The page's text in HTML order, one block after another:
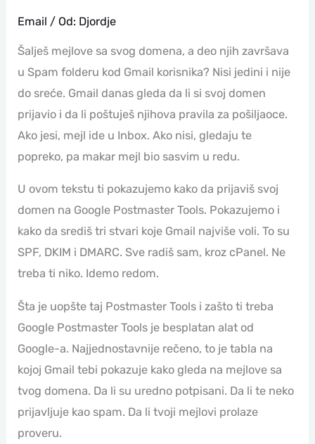
Email / Od: Djordje
Šalješ mejlove sa svog domena, a deo njih završava
u Spam folderu kod Gmail korisnika? Nisi jedini i nije
do sreće. Gmail danas gleda da li si svoj domen
prijavio i da li poštuješ njihova pravila za pošiljaoce.
Ako jesi, mejl ide u Inbox. Ako nisi, gledaju te
popreko, pa makar mejl bio sasvim u redu.
U ovom tekstu ti pokazujemo kako da prijaviš svoj
domen na Google Postmaster Tools. Pokazujemo i
kako da središ tri stvari koje Gmail najviše voli. To su
SPF, DKIM i DMARC. Sve radiš sam, kroz cPanel. Ne
treba ti niko. Idemo redom.
Šta je uopšte taj Postmaster Tools i zašto ti treba
Google Postmaster Tools je besplatan alat od
Google-a. Najjednostavnije rečeno, to je tabla na
kojoj Gmail tebi pokazuje kako gleda na mejlove sa
tvog domena. Da li su uredno potpisani. Da li te neko
prijavljuje kao spam. Da li tvoji mejlovi prolaze
proveru.